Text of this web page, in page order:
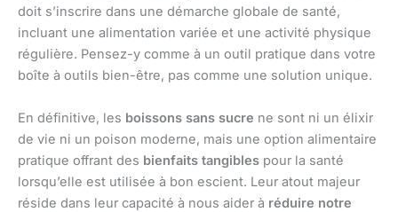
doit s’inscrire dans une démarche globale de santé,
incluant une alimentation variée et une activité physique
régulière. Pensez-y comme à un outil pratique dans votre
boîte à outils bien-être, pas comme une solution unique.
En définitive, les boissons sans sucre ne sont ni un élixir
de vie ni un poison moderne, mais une option alimentaire
pratique offrant des bienfaits tangibles pour la santé
lorsqu’elle est utilisée à bon escient. Leur atout majeur
réside dans leur capacité à nous aider à réduire notre